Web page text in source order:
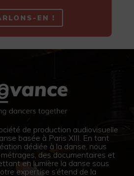
EN !
de production audiovisuelle
basée à Paris XIII. En tant
dédiée à la danse, nous
des documentaires et
en lumière la danse sous
expertise s’étend de la